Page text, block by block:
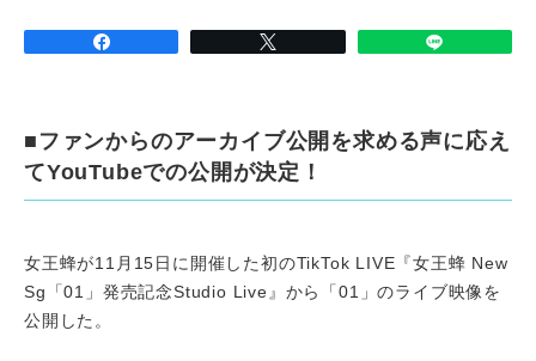
■ファンからのアーカイブ公開を求める声に応え
てYouTubeでの公開が決定！
女王蜂が11月15日に開催した初のTikTok LIVE『女王蜂 New
Sg「01」発売記念Studio Live』から「01」のライブ映像を
公開した。